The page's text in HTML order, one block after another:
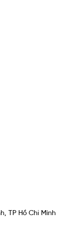
TP Hồ Chí Minh